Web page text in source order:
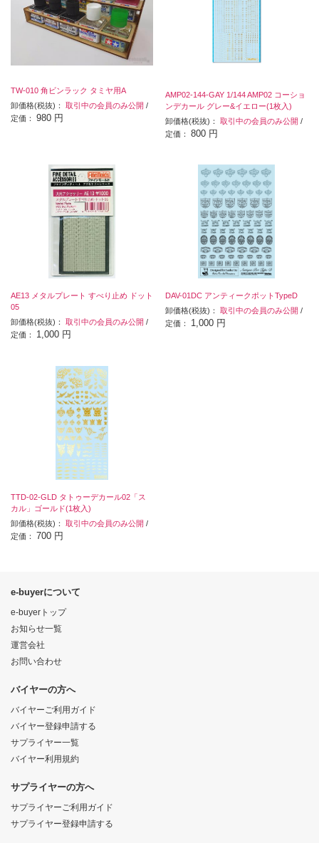
TW-010 角ビンラック タミヤ用A
卸価格(税抜)： 取引中の会員のみ公開 /
定価： 980 円
AMP02-144-GAY 1/144 AMP02 コーショ
ンデカール グレー&イエロー(1枚入)
卸価格(税抜)：取引中の会員のみ公開 /
定価：800 円
AE13 メタルプレート すべり止め ドット
05
卸価格(税抜)： 取引中の会員のみ公開 /
定価： 1,000 円
DAV-01DC アンティークポットTypeD
卸価格(税抜)：取引中の会員のみ公開 /
定価： 1,000 円
TTD-02-GLD タトゥーデカール02「ス
カル」ゴールド(1枚入)
卸価格(税抜)： 取引中の会員のみ公開 /
定価： 700 円
e-buyerについて
e-buyerトップ
お知らせ一覧
運営会社
お問い合わせ
バイヤーの方へ
バイヤーご利用ガイド
バイヤー登録申請する
サプライヤー一覧
バイヤー利用規約
サプライヤーの方へ
サプライヤーご利用ガイド
サプライヤー登録申請する